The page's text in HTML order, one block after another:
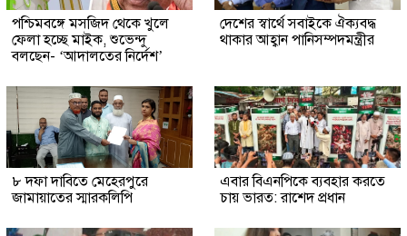
পশ্চিমবঙ্গে মসজিদ থেকে খুলে
ফেলা হচ্ছে মাইক, শুভেন্দু
বলছেন- ‘আদালতের নির্দেশ’
দেশের স্বার্থে সবাইকে ঐক্যবদ্ধ
থাকার আহ্বান পানিসম্পদমন্ত্রীর
৮ দফা দাবিতে মেহেরপুরে
জামায়াতের স্মারকলিপি
এবার বিএনপিকে ব্যবহার করতে
চায় ভারত: রাশেদ প্রধান